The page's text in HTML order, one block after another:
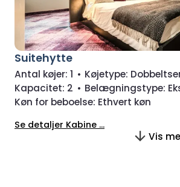
Suitehytte
Antal køjer: 1 • Køjetype:
Kapacitet: 2 • Belægningstype:
Køn for beboelse: Ethvert køn
Se detaljer Kabine ...
Vis